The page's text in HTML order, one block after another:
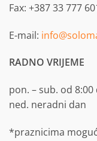
Fax: +387 33 777
E-mail:
RADNO VRIJEME
pon. – sub. od 8:00
ned. neradni dan
*praznicima